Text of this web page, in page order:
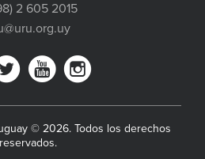
2 605 2015
© 2026. Todos los derechos
reservados.